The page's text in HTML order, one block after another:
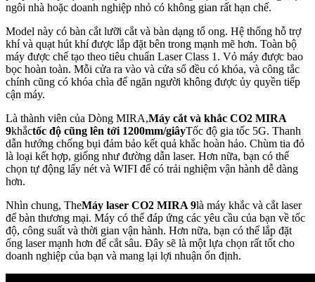
ngôi nhà hoặc doanh nghiệp nhỏ có không gian rất hạn chế.
Model này có bàn cắt lưỡi cắt và bàn dạng tổ ong. Hệ thống hỗ trợ
khí và quạt hút khí được lắp đặt bên trong mạnh mẽ hơn. Toàn bộ
máy được chế tạo theo tiêu chuẩn Laser Class 1. Vỏ máy được bao
bọc hoàn toàn. Mỗi cửa ra vào và cửa sổ đều có khóa, và công tắc
chính cũng có khóa chìa để ngăn người không được ủy quyền tiếp
cận máy.
Là thành viên của Dòng MIRA,Máy cắt và khắc CO2 MIRA
9khắctốc độ cũng lên tới 1200mm/giâyTốc độ gia tốc 5G. Thanh
dẫn hướng chống bụi đảm bảo kết quả khắc hoàn hảo. Chùm tia đỏ
là loại kết hợp, giống như đường dẫn laser. Hơn nữa, bạn có thể
chọn tự động lấy nét và WIFI để có trải nghiệm vận hành dễ dàng
hơn.
Nhìn chung, TheMáy laser CO2 MIRA 9là máy khắc và cắt laser
để bàn thương mại. Máy có thể đáp ứng các yêu cầu của bạn về tốc
độ, công suất và thời gian vận hành. Hơn nữa, bạn có thể lắp đặt
ống laser mạnh hơn để cắt sâu. Đây sẽ là một lựa chọn rất tốt cho
doanh nghiệp của bạn và mang lại lợi nhuận ổn định.